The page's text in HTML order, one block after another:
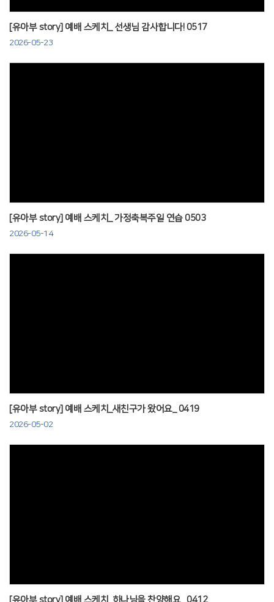
[유아부 story] 예배 스케치_ 선생님 감사합니다! 0517
2026-05-23
[유아부 story] 예배 스케치_ 가정축복주일 연습 0503
2026-05-14
[유아부 story] 예배 스케치_새친구가 왔어요_ 0419
2026-05-02
[유아부 story] 예배 스케치_하나님을 찬양해요_ 0412